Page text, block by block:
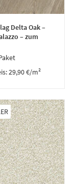
Delta Oak –
– zum
29,90€/m²